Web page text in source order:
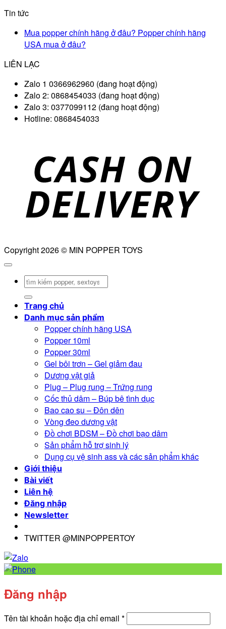
Tin tức
Mua popper chính hãng ở đâu? Popper chính hãng
USA mua ở đâu?
LIÊN LẠC
Zalo 1 0366962960 (đang hoạt động)
Zalo 2: 0868454033 (đang hoạt động)
Zalo 3: 0377099112 (đang hoạt động)
Hotline: 0868454033
Copyright 2026 © MIN POPPER TOYS
Tìm
Trang chủ
Danh mục sản phẩm
Popper chính hãng USA
Popper 10ml
Popper 30ml
Gel bôi trơn – Gel giảm đau
Dương vật giả
Plug – Plug rung – Trứng rung
Cốc thủ dâm – Búp bê tình dục
Bao cao su – Đôn dên
Vòng đeo dương vật
Đồ chơi BDSM – Đồ chơi bạo dâm
Sản phẩm hỗ trợ sinh lý
Dụng cụ vệ sinh ass và các sản phẩm khác
Giới thiệu
Bài viết
Liên hệ
Đăng nhập
Newsletter
TWITTER @MINPOPPERTOY
Đăng nhập
Tên tài khoản hoặc địa chỉ email *Bắt